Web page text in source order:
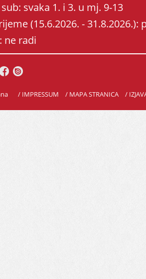
svaka 1. i 3. u mj. 9-13
(15.6.2026. - 31.8.2026.):
ne radi
/ IMPRESSUM / MAPA STRANICA /